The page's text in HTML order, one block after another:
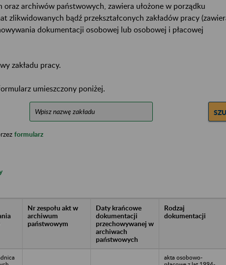
archiwów państwowych, zawiera ułożone w porządku
zlikwidowanych bądź przekształconych zakładów pracy
dokumentacji osobowej lub osobowej i płacowej
zakładu pracy.
umieszczony poniżej.
formularz
Nr zespołu akt w
archiwum
państwowym
Daty krańcowe
dokumentacji
przechowywanej w
archiwach
państwowych
Rodzaj
dokumentacji
akta osobowo-